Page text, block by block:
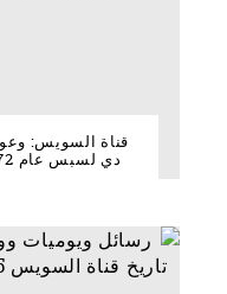
قناة السويس:
دي لسبس عام 1872.